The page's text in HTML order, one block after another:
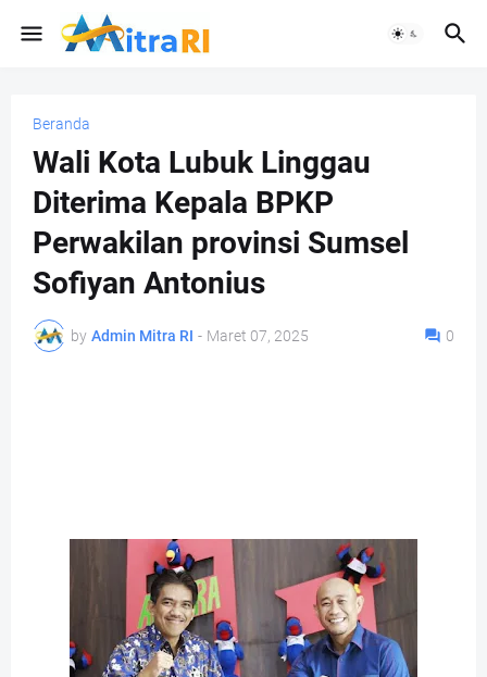
Beranda
Wali Kota Lubuk Linggau
Diterima Kepala BPKP
Perwakilan provinsi Sumsel
Sofiyan Antonius
by Admin Mitra RI - Maret 07, 2025 0